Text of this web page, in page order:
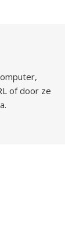
of door ze